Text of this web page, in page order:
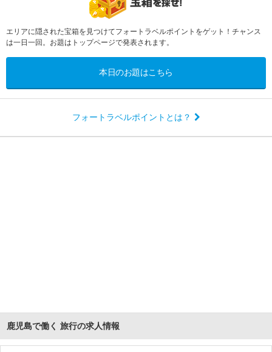
エリアに隠された宝箱を見つけてフォートラベルポイントをゲット！チャンス
は一日一回。お題はトップページで発表されます。
本日のお題はこちら
フォートラベルポイントとは？
鹿児島で働く 旅行の求人情報